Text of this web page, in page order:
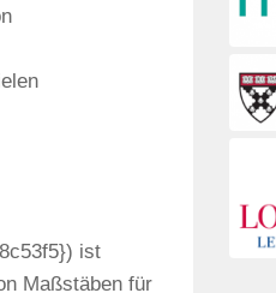
ist
Maßstäben für